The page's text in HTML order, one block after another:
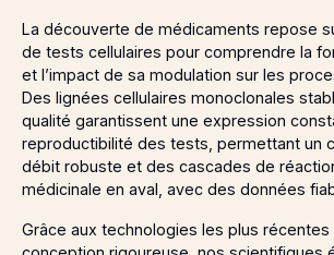
La découverte de médicaments repose
de tests cellulaires pour comprendre la
et l’impact de sa modulation sur les
Des lignées cellulaires monoclonales
qualité garantissent une expression
reproductibilité des tests, permettant un
débit robuste et des cascades de
médicinale en aval, avec des données
Grâce aux technologies les plus récentes